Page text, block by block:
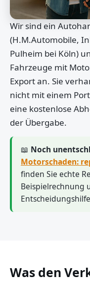
Wir sind ein
(H.M.Automobile,
Pulheim bei Köln)
Fahrzeuge mit
Export an. Sie
nicht mit einem
eine kostenlose
der Übergabe.
📖 Noch
Motorschaden:
finden Sie echte
Beispielrechnung
Was den